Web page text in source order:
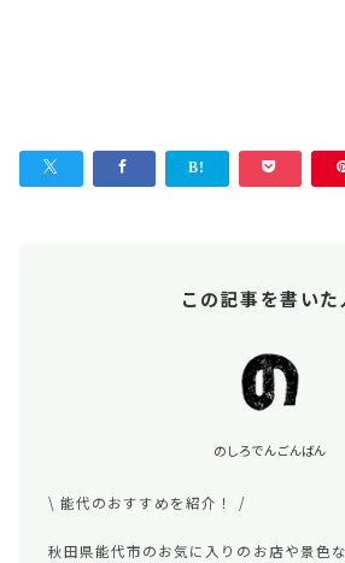
この記事を書いた
のしろでんごんばん
\ 能代のおすすめを紹介！ /
秋田県能代市のお気に入りのお店や景色